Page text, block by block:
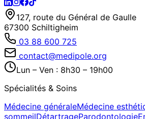
127, route du Général de Gaulle
67300 Schiltigheim
03 88 600 725
contact@medipole.org
Lun – Ven : 8h30 – 19h00
Spécialités & Soins
Médecine généraleMédecine
sommeilDétartrageParodontologie